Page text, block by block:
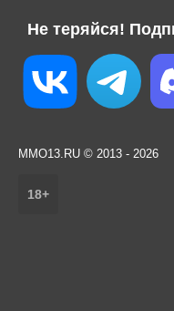
Не теряйся!
MMO13.RU © 2013 - 2026
18+